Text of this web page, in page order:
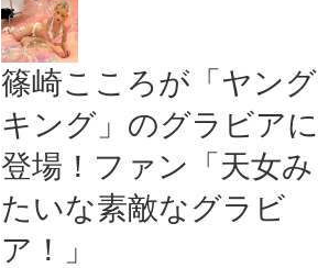
篠崎こころが「ヤング
キング」のグラビアに
登場！ファン「天女み
たいな素敵なグラビ
ア！」